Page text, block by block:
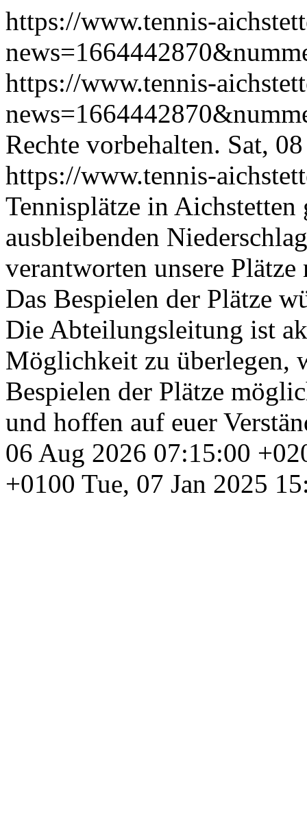
https://www.tennis-
https://www.tennis-
Rechte vorbehalten. Sat,
https://www.tennis-
Tennisplätze in
ausbleibenden
verantworten unsere
Das Bespielen der Plätze
Die Abteilungsleitung ist
Möglichkeit zu überlegen,
Bespielen der Plätze
und hoffen auf euer
06 Aug 2026 07:15:00
+0100 Tue, 07 Jan 2025